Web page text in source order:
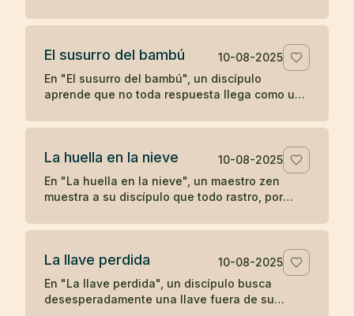
aprendizaje ocurre cuando las palabras se
El susurro del bambú
10-08-2025
En "El susurro del bambú", un discípulo
aprende que no toda respuesta llega como un
como un susurro que hay que saber escuchar.
La huella en la nieve
10-08-2025
En "La huella en la nieve", un maestro zen
muestra a su discípulo que todo rastro, por
tiempo, enseñando sobre la impermanencia y
La llave perdida
10-08-2025
En "La llave perdida", un discípulo busca
desesperadamente una llave fuera de su